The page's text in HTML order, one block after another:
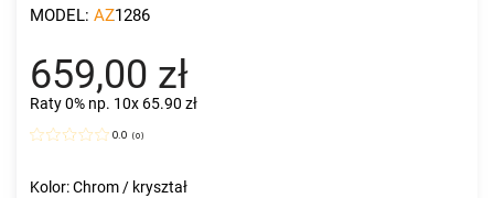
MODEL: AZ1286
659,00 zł
Raty 0% np. 10x 65.90 zł
0.0 (0)
Kolor: Chrom / kryształ